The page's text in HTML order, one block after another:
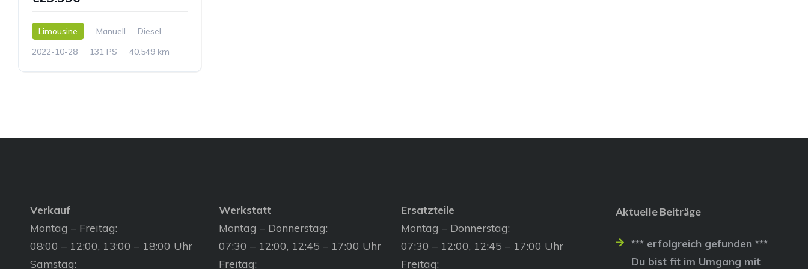
Limousine Manuell
Diesel
2022-10-28
131 PS 40.549 km
Verkauf
Montag – Freitag:
08:00 – 12:00, 13:00 – 18:00 Uhr
Samstag:
Werkstatt
Montag – Donnerstag:
07:30 – 12:00, 12:45 – 17:00 Uhr
Freitag:
Ersatzteile
Montag – Donnerstag:
07:30 – 12:00, 12:45 – 17:00 Uhr
Freitag:
Aktuelle Beiträge
*** erfolgreich gefunden ***
Du bist fit im Umgang mit